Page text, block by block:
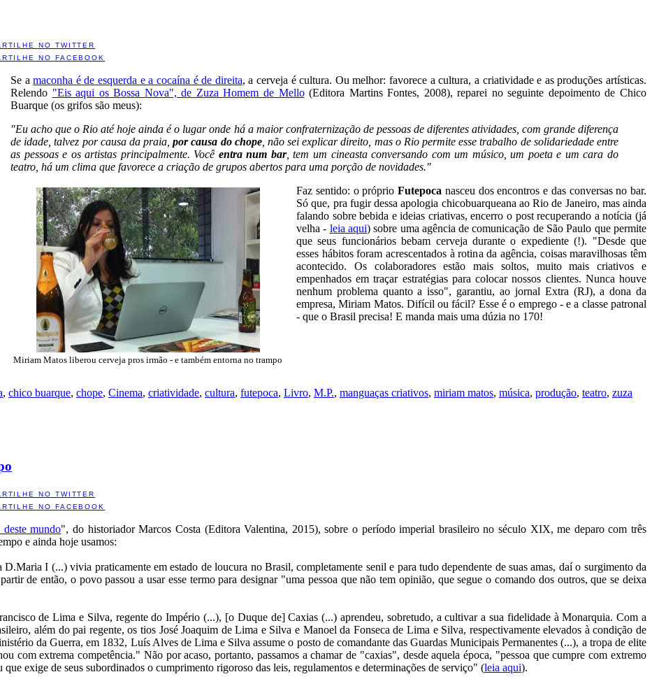
NO TWITTER
NO FACEBOOK
Se amaconha é de esquerda e a cocaína é de direita, a cerveja é cultura. Ou melhor: favorece a cultura, a criatividade e as produções artísticas.
Relendo "Eis aqui os Bossa Nova", de Zuza Homem de Mello(Editora Martins Fontes, 2008), reparei no seguinte depoimento de Chico
Buarque (os grifos são meus):
"Eu acho que o Rio até hoje ainda é o lugar onde há a maior confraternização de pessoas de diferentes atividades, com grande diferença
de idade, talvez por causa da praia,por causa do chope, não sei explicar direito, mas o Rio permite esse trabalho de solidariedade entre
as pessoas e os artistas principalmente. Você entra num bar, tem um cineasta conversando com um músico, um poeta e um cara do
teatro, há um clima que favorece a criação de grupos abertos para uma porção de novidades."
Miriam Matos liberou cerveja pros irmão - e também entorna no trampo
Faz sentido: o próprio Futepoca nasceu dos encontros e das conversas no bar.
Só que, pra fugir dessa apologia chicobuarqueana ao Rio de Janeiro, mas ainda
falando sobre bebida e ideias criativas, encerro o post recuperando a notícia (já
velha - leia aqui) sobre uma agência de comunicação de São Paulo que permite
que seus funcionários bebam cerveja durante o expediente (!). "Desde que
esses hábitos foram acrescentados à rotina da agência, coisas maravilhosas têm
acontecido. Os colaboradores estão mais soltos, muito mais criativos e
empenhados em traçar estratégias para colocar nossos clientes. Nunca houve
nenhum problema quanto a isso", garantiu, ao jornal Extra (RJ), a dona da
empresa, Miriam Matos. Difícil ou fácil? Esse é o emprego - e a classe patronal
- que o Brasil precisa! E manda mais uma dúzia no 170!
, chico buarque, chope, Cinema, criatividade, cultura, futepoca, Livro, M.P., manguaças criativos, miriam matos, música, produção, teatro, zuza
NO TWITTER
NO FACEBOOK
mundo", do historiador Marcos Costa (Editora Valentina, 2015), sobre o período imperial brasileiro no século XIX, me deparo com três
e ainda hoje usamos:
I (...) vivia praticamente em estado de loucura no Brasil, completamente senil e para tudo dependente de suas amas, daí o surgimento da
de então, o povo passou a usar esse termo para designar "uma pessoa que não tem opinião, que segue o comando dos outros, que se deixa
de Lima e Silva, regente do Império (...), [o Duque de] Caxias (...) aprendeu, sobretudo, a cultivar a sua fidelidade à Monarquia. Com a
além do pai regente, os tios José Joaquim de Lima e Silva e Manoel da Fonseca de Lima e Silva, respectivamente elevados à condição de
da Guerra, em 1832, Luís Alves de Lima e Silva assume o posto de comandante das Guardas Municipais Permanentes (...), a tropa de elite
com extrema competência." Não por acaso, portanto, passamos a chamar de "caxias", desde aquela época, "pessoa que cumpre com extremo
que exige de seus subordinados o cumprimento rigoroso das leis, regulamentos e determinações de serviço" (leia aqui).